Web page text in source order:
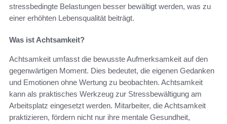
stressbedingte Belastungen besser bewältigt werden, was zu
einer erhöhten Lebensqualität beiträgt.
Was ist Achtsamkeit?
Achtsamkeit umfasst die bewusste Aufmerksamkeit auf den
gegenwärtigen Moment. Dies bedeutet, die eigenen Gedanken
und Emotionen ohne Wertung zu beobachten. Achtsamkeit
kann als praktisches Werkzeug zur Stressbewältigung am
Arbeitsplatz eingesetzt werden. Mitarbeiter, die Achtsamkeit
praktizieren, fördern nicht nur ihre mentale Gesundheit,